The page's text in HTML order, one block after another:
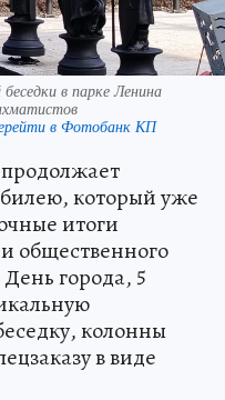
в парке Ленина
в Фотобанк КП
который уже
итоги
общественного
города, 5
колонны
в виде